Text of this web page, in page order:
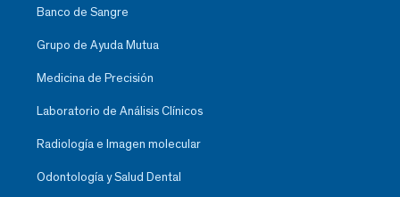
Banco de Sangre
Grupo de Ayuda Mutua
Medicina de Precisión
Laboratorio de Análisis Clínicos
Radiología e Imagen molecular
Odontología y Salud Dental